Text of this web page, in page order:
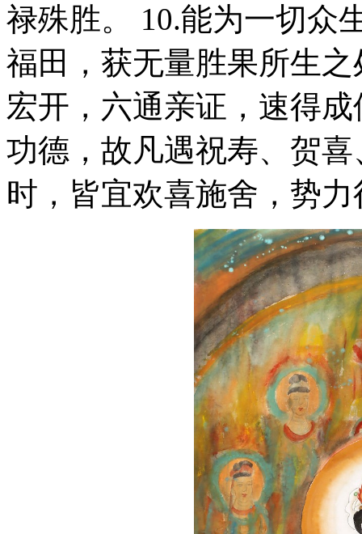
禄殊胜。 10.能为一切众
福田，获无量胜果所生
宏开，六通亲证，速得
功德，故凡遇祝寿、贺
时，皆宜欢喜施舍，势力